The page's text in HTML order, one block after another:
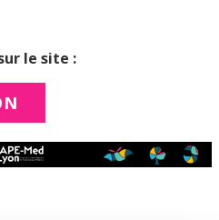
le site :